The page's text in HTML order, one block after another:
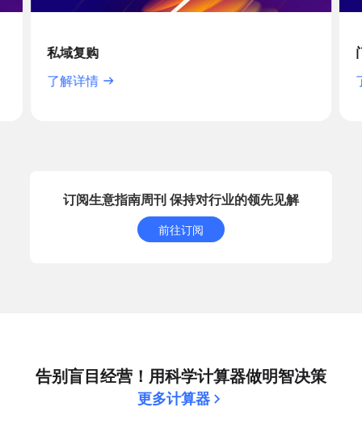
私域复购
了解详情
订阅生意指南周刊 保持对行业的领先见解
前往订阅
告别盲目经营！用科学计算器做明智决策
更多计算器